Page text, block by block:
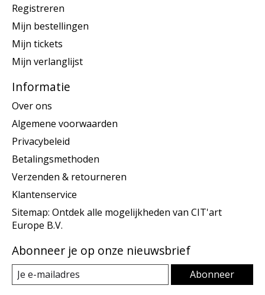
Registreren
Mijn bestellingen
Mijn tickets
Mijn verlanglijst
Informatie
Over ons
Algemene voorwaarden
Privacybeleid
Betalingsmethoden
Verzenden & retourneren
Klantenservice
Sitemap: Ontdek alle mogelijkheden van CIT'art
Europe B.V.
Abonneer je op onze nieuwsbrief
Abonneer